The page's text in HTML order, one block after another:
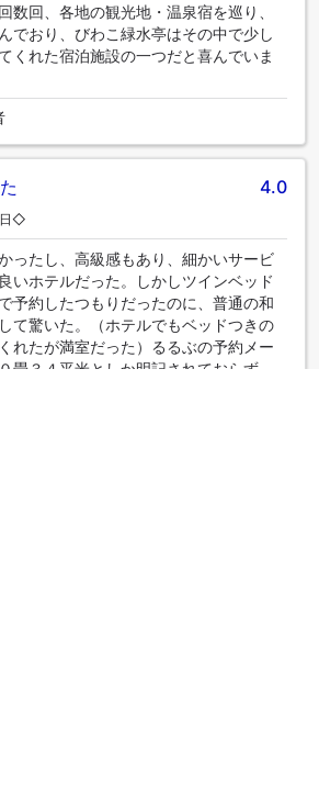
数回、各地の観光地・温泉宿を巡り、
でおり、びわこ緑水亭はその中で少し
くれた宿泊施設の一つだと喜んでいま
4.0
◇
ったし、高級感もあり、細かいサービ
いホテルだった。しかしツインベッド
予約したつもりだったのに、普通の和
て驚いた。（ホテルでもベッドつきの
れたが満室だった）るるぶの予約メー
畳３４平米としか明記されておらず、